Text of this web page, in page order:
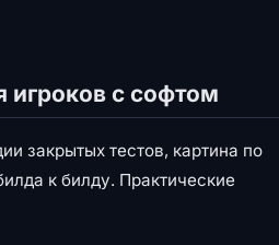
игроков с софтом
закрытых тестов, картина по
к билду. Практические